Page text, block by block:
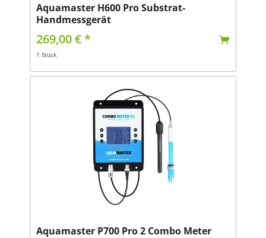
Aquamaster H600 Pro Substrat-
Handmessgerät
269,00 € *
1 Stück
Aquamaster P700 Pro 2 Combo Meter